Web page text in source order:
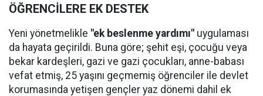
ÖĞRENCİLERE EK DESTEK
Yeni yönetmelikle "ek beslenme yardımı" uygulaması
da hayata geçirildi. Buna göre; şehit eşi, çocuğu veya
bekar kardeşleri, gazi ve gazi çocukları, anne-babası
vefat etmiş, 25 yaşını geçmemiş öğrenciler ile devlet
korumasında yetişen gençler yaz dönemi dahil ek